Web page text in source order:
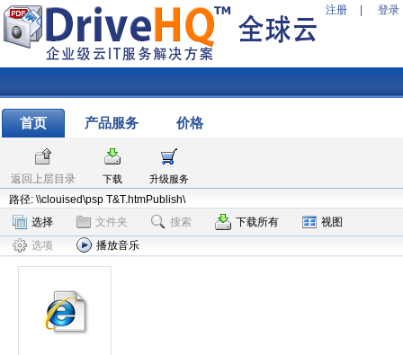
注册 登录
首页 产品服务 价格
返回上层目录 下载 升级服务
路径: \\clouised\psp T&T.htmPublish\
选择
文件夹 搜索 下载所有
视图
选项
播放音乐